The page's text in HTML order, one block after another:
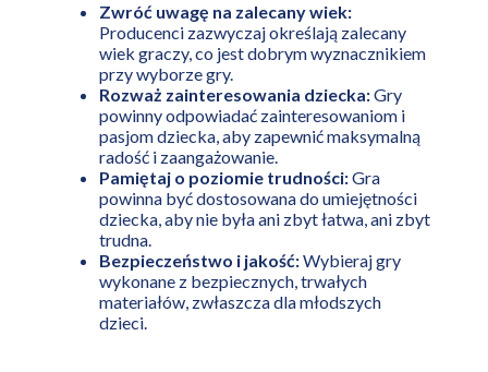
Zwróć uwagę na zalecany wiek:
Producenci zazwyczaj określają zalecany
wiek graczy, co jest dobrym wyznacznikiem
przy wyborze gry.
Rozważ zainteresowania dziecka:Gry
powinny odpowiadać zainteresowaniom i
pasjom dziecka, aby zapewnić maksymalną
radość i zaangażowanie.
Pamiętaj o poziomie trudności:Gra
powinna być dostosowana do umiejętności
dziecka, aby nie była ani zbyt łatwa, ani zbyt
trudna.
Bezpieczeństwo i jakość:Wybieraj gry
wykonane z bezpiecznych, trwałych
materiałów, zwłaszcza dla młodszych
dzieci.